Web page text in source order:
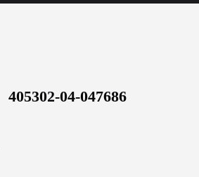
405302-04-047686